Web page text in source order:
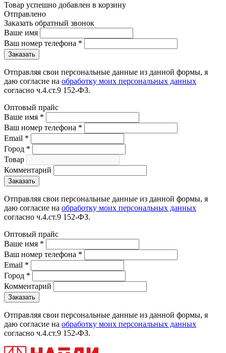
Товар успешно добавлен в корзину
Отправлено
Заказать обратный звонок
Ваше имя
Ваш номер телефона *
Отправляя свои персональные данные из данной формы, я
даю согласие на обработку моих персональных данных
согласно ч.4.ст.9 152-ФЗ.
Оптовый прайс
Ваше имя *
Ваш номер телефона *
Email *
Город *
Товар
Комментарий
Отправляя свои персональные данные из данной формы, я
даю согласие на обработку моих персональных данных
согласно ч.4.ст.9 152-ФЗ.
Оптовый прайс
Ваше имя *
Ваш номер телефона *
Email *
Город *
Комментарий
Отправляя свои персональные данные из данной формы, я
даю согласие на обработку моих персональных данных
согласно ч.4.ст.9 152-ФЗ.